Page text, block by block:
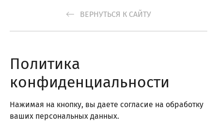
ВЕРНУТЬСЯ К САЙТУ
Политика
конфиденциальности
Нажимая на кнопку, вы даете согласие на обработку
ваших персональных данных.